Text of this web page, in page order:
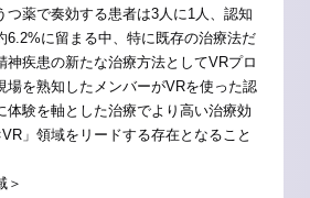
つ薬で奏効する患者は3人に1人、認知
6.2%に留まる中、特に既存の治療法だ
神疾患の新たな治療方法としてVRプロ
場を熟知したメンバーがVRを使った認
体験を軸とした治療でより高い治療効
」領域をリードする存在となること
＞